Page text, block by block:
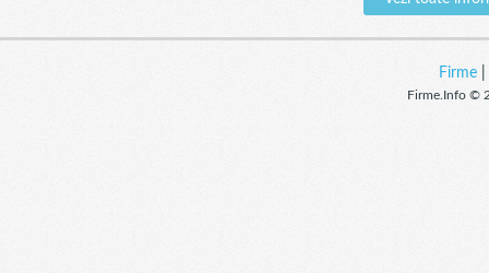
Firme|
Firme.Info ©